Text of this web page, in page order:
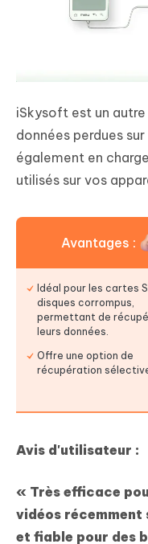
iSkysoft est un
données perdues
également en
utilisés sur vos
Avantages :
Idéal pour les cartes
disques corrompus,
permettant de
leurs données.
Offre une option de
récupération
Avis d'utilisateur :
« Très efficace
vidéos récemment
et fiable pour des